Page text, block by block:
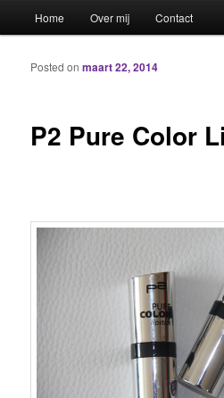
Spring naar de primaire inhoud
Spring naar de secundaire inhoud
Home Over mij Contact
P2 Pure Color
Posted onmaart 22, 2014